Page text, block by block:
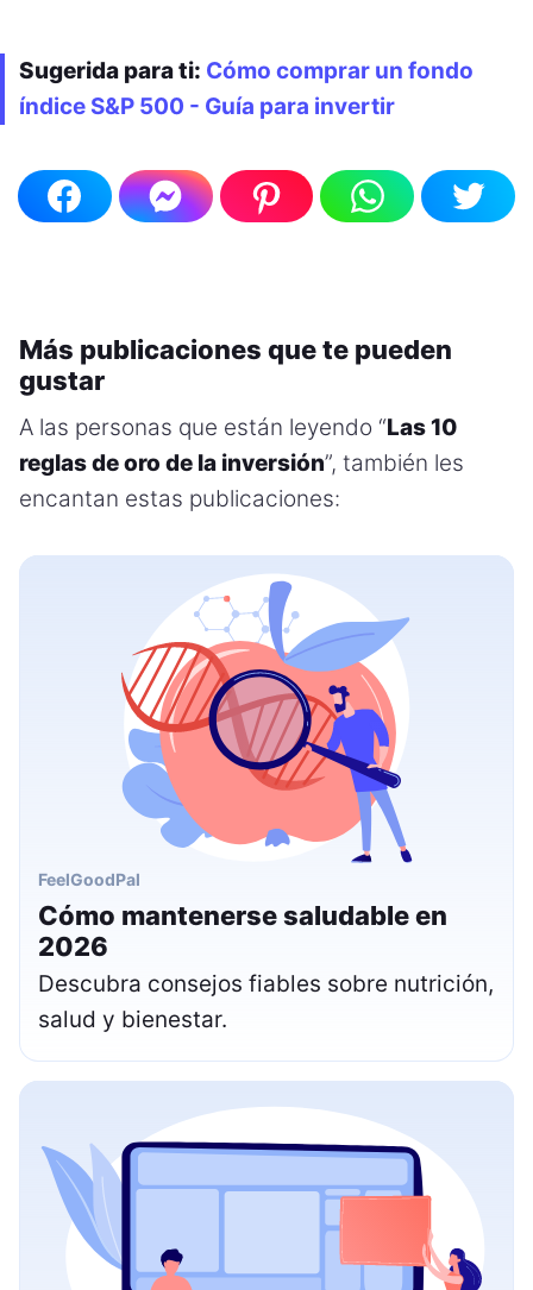
Sugerida para ti: Cómo comprar un fondo
índice S&P 500 - Guía para invertir
Más publicaciones que te pueden
gustar
A las personas que están leyendo “Las 10
reglas de oro de la inversión”, también les
encantan estas publicaciones:
FeelGoodPal
Cómo mantenerse saludable en
2026
Descubra consejos fiables sobre nutrición,
salud y bienestar.